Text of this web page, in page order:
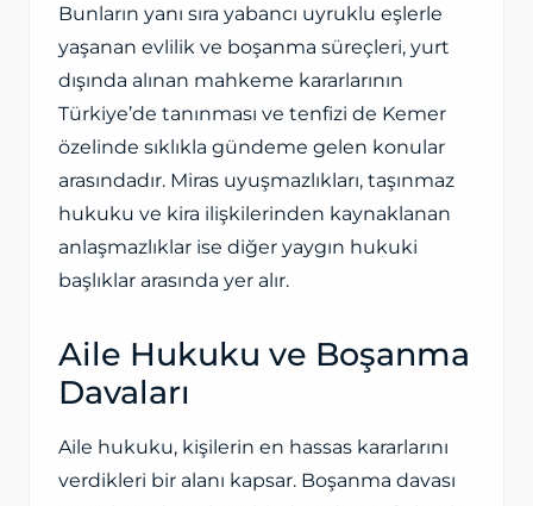
Bunların yanı sıra yabancı uyruklu eşlerle
yaşanan evlilik ve boşanma süreçleri, yurt
dışında alınan mahkeme kararlarının
Türkiye’de tanınması ve tenfizi de Kemer
özelinde sıklıkla gündeme gelen konular
arasındadır. Miras uyuşmazlıkları, taşınmaz
hukuku ve kira ilişkilerinden kaynaklanan
anlaşmazlıklar ise diğer yaygın hukuki
başlıklar arasında yer alır.
Aile Hukuku ve Boşanma
Davaları
Aile hukuku, kişilerin en hassas kararlarını
verdikleri bir alanı kapsar. Boşanma davası